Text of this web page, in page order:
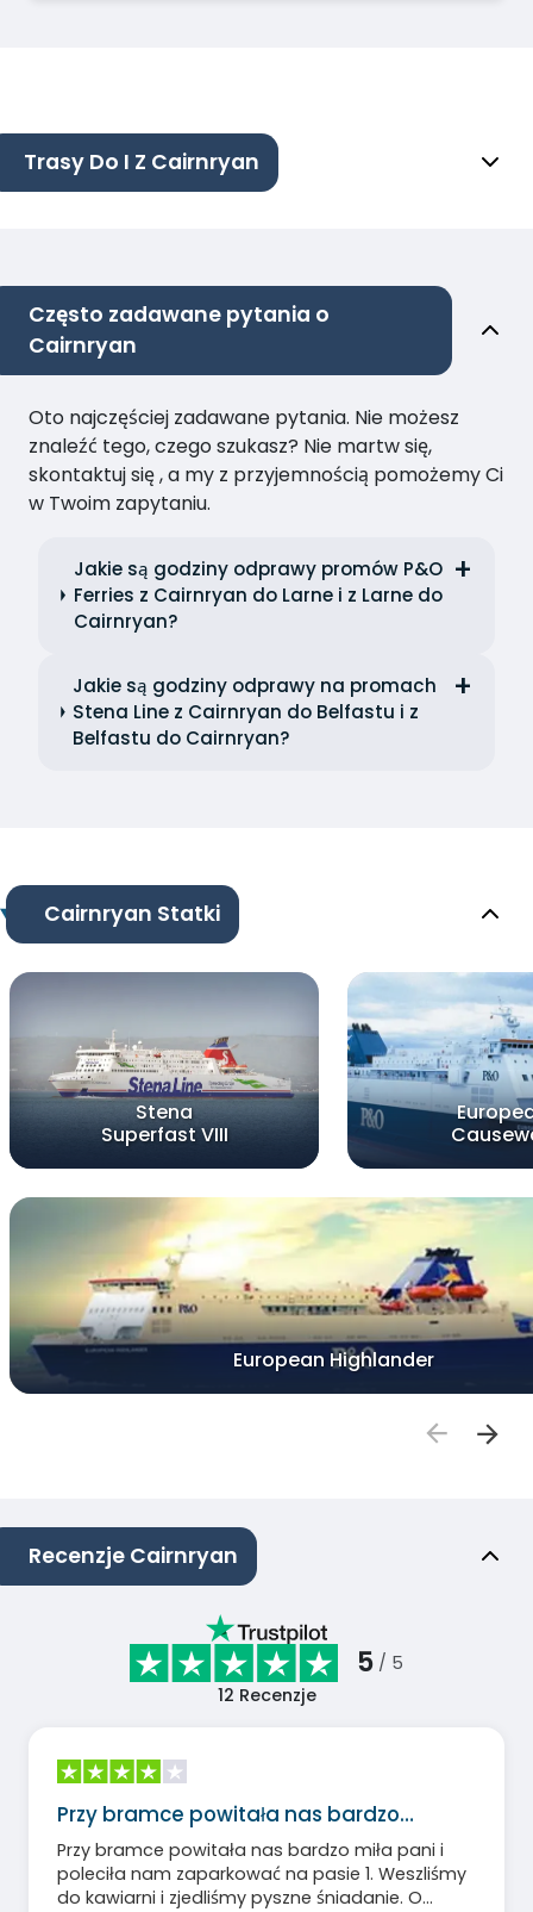
Trasy Do I Z Cairnryan
Często zadawane pytania o
Cairnryan
Oto najczęściej zadawane pytania. Nie możesz
znaleźć tego, czego szukasz? Nie martw się,
skontaktuj się , a my z przyjemnością pomożemy Ci
w Twoim zapytaniu.
Jakie są godziny odprawy promów P&O
Ferries z Cairnryan do Larne i z Larne do
Cairnryan?
Jakie są godziny odprawy na promach
Stena Line z Cairnryan do Belfastu i z
Belfastu do Cairnryan?
Cairnryan Statki
Stena
Superfast VIII
European Highlander
Recenzje Cairnryan
5 / 5
12 Recenzje
Przy bramce powitała nas bardzo…
Przy bramce powitała nas bardzo miła pani i
poleciła nam zaparkować na pasie 1. Weszliśmy
do kawiarni i zjedliśmy pyszne śniadanie. O